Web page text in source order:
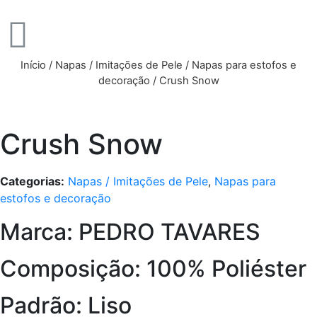
Início / Napas / Imitações de Pele / Napas para estofos e
decoração / Crush Snow
Crush Snow
Categorias: Napas / Imitações de Pele, Napas para
estofos e decoração
Marca: PEDRO TAVARES
Composição: 100% Poliéster
Padrão: Liso